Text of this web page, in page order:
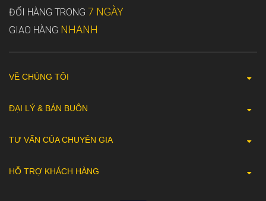
ĐỔI HÀNG TRONG 7 NGÀY
GIAO HÀNG NHANH
VỀ CHÚNG TÔI
ĐẠI LÝ & BÁN BUÔN
TƯ VẤN CỦA CHUYÊN GIA
HỖ TRỢ KHÁCH HÀNG